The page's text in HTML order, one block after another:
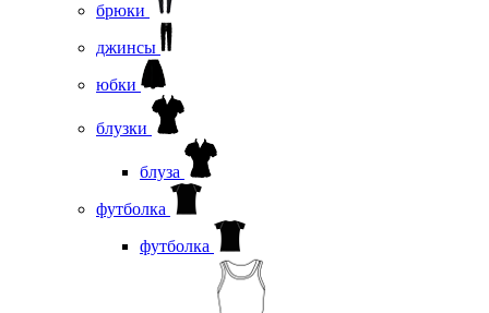
брюки
джинсы
юбки
блузки
блуза
футболка
футболка